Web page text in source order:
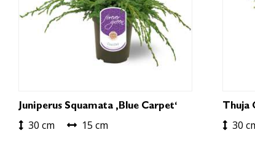
Juniperus Squamata ‚Blue Carpet‘
30 cm 15 cm
Thuja
30